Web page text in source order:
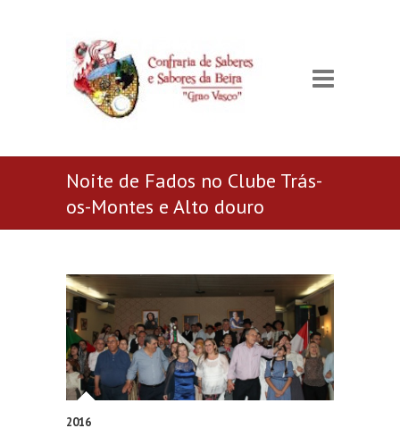
Noite de Fados no Clube Trás-
os-Montes e Alto douro
2016